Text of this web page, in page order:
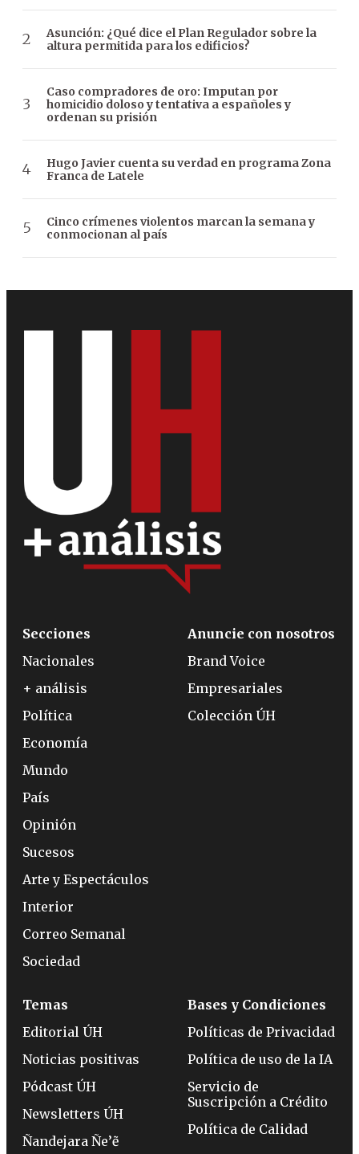
Asunción: ¿Qué dice el Plan Regulador sobre la
altura permitida para los edificios?
Caso compradores de oro: Imputan por
homicidio doloso y tentativa a españoles y
ordenan su prisión
Hugo Javier cuenta su verdad en programa Zona
Franca de Latele
Cinco crímenes violentos marcan la semana y
conmocionan al país
Secciones
Nacionales
+ análisis
Política
Economía
Mundo
País
Opinión
Sucesos
Arte y Espectáculos
Interior
Correo Semanal
Sociedad
Anuncie con nosotros
Brand Voice
Empresariales
Colección ÚH
Temas
Editorial ÚH
Noticias positivas
Pódcast ÚH
Newsletters ÚH
Ñandejara Ñe’ẽ
Bases y Condiciones
Políticas de Privacidad
Política de uso de la IA
Servicio de
Suscripción a Crédito
Política de Calidad